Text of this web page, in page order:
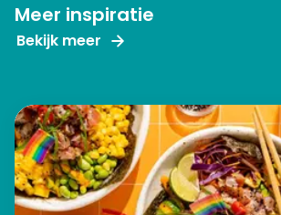
Meer inspiratie
Bekijk meer